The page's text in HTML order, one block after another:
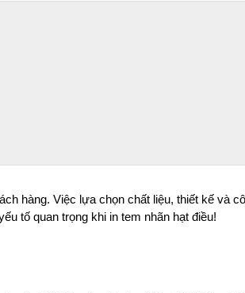
hàng. Việc lựa chọn chất liệu, thiết kế và
tố quan trọng khi in tem nhãn hạt điều!